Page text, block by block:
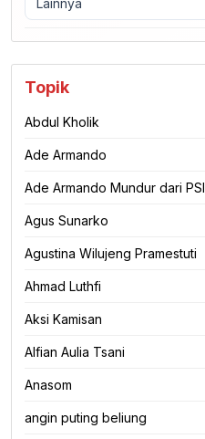
Topik
Abdul Kholik
Ade Armando
Ade Armando Mundur dari PSI
Agus Sunarko
Agustina Wilujeng Pramestuti
Ahmad Luthfi
Aksi Kamisan
Alfian Aulia Tsani
Anasom
angin puting beliung